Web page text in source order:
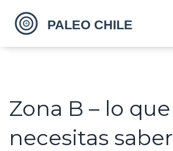
Zona B – lo que
necesitas saber